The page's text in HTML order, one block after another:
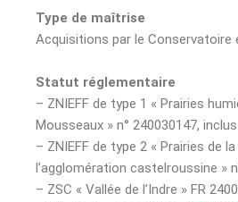
Type de maîtrise
Acquisitions par le Conservatoire
Statut réglementaire
– ZNIEFF de type 1 « Prairies
Mousseaux » n° 240030147,
– ZNIEFF de type 2 « Prairies de
l’agglomération castelroussine »
– ZSC « Vallée de l’Indre » FR